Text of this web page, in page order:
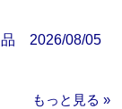
品 2026/08/05
もっと見る »